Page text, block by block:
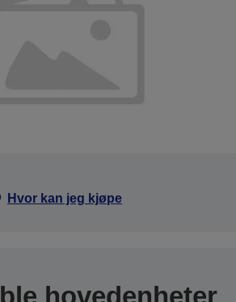
Hvor kan jeg kjøpe
hovedenheter